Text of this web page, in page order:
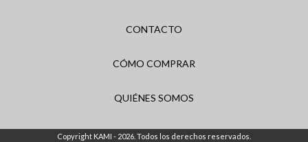
CONTACTO
CÓMO COMPRAR
QUIÉNES SOMOS
Copyright KAMI - 2026. Todos los derechos reservados.